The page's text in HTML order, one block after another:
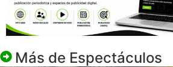
Más de Espectáculos